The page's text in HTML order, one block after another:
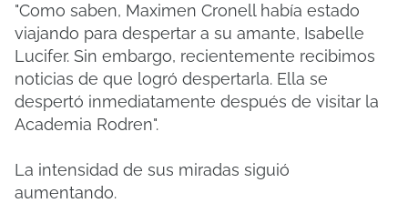
"Como saben, Maximen Cronell había estado
viajando para despertar a su amante, Isabelle
Lucifer. Sin embargo, recientemente recibimos
noticias de que logró despertarla. Ella se
despertó inmediatamente después de visitar la
Academia Rodren".
La intensidad de sus miradas siguió
aumentando.